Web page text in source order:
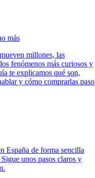
más
millones, las
fenómenos más curiosos y
te explicamos qué son,
y cómo comprarlas paso
España de forma sencilla
unos pasos claros y